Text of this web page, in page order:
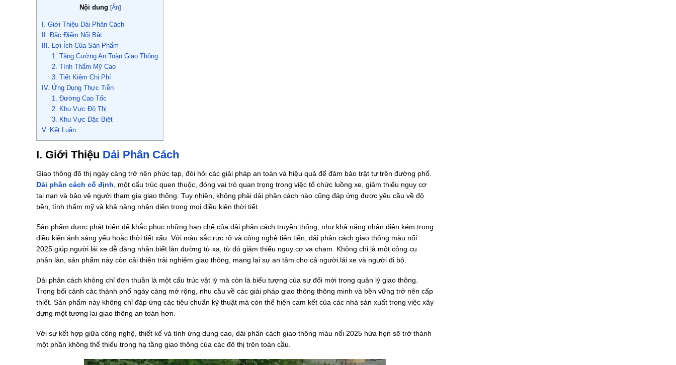
Nội dung [Ẩn]
I. Giới Thiệu Dải Phân Cách
II. Đặc Điểm Nổi Bật
III. Lợi Ích Của Sản Phẩm
1. Tăng Cường An Toàn Giao Thông
2. Tính Thẩm Mỹ Cao
3. Tiết Kiệm Chi Phí
IV. Ứng Dụng Thực Tiễn
1. Đường Cao Tốc
2. Khu Vực Đô Thị
3. Khu Vực Đặc Biệt
V. Kết Luận
I. Giới Thiệu Dải Phân Cách
Giao thông đô thị ngày càng trở nên phức tạp, đòi hỏi các giải pháp an toàn và hiệu quả để đảm bảo trật tự trên đường phố.
Dải phân cách cố định , một cấu trúc quen thuộc, đóng vai trò quan trọng trong việc tổ chức luồng xe, giảm thiểu nguy cơ
tai nạn và bảo vệ người tham gia giao thông. Tuy nhiên, không phải dải phân cách nào cũng đáp ứng được yêu cầu về độ
bền, tính thẩm mỹ và khả năng nhận diện trong mọi điều kiện thời tiết.
Sản phẩm được phát triển để khắc phục những hạn chế của dải phân cách truyền thống, như khả năng nhận diện kém trong
điều kiện ánh sáng yếu hoặc thời tiết xấu. Với màu sắc rực rỡ và công nghệ tiên tiến, dải phân cách giao thông màu nổi
2025 giúp người lái xe dễ dàng nhận biết làn đường từ xa, từ đó giảm thiểu nguy cơ va chạm. Không chỉ là một công cụ
phân làn, sản phẩm này còn cải thiện trải nghiệm giao thông, mang lại sự an tâm cho cả người lái xe và người đi bộ.
Dải phân cách không chỉ đơn thuần là một cấu trúc vật lý mà còn là biểu tượng của sự đổi mới trong quản lý giao thông.
Trong bối cảnh các thành phố ngày càng mở rộng, nhu cầu về các giải pháp giao thông thông minh và bền vững trở nên cấp
thiết. Sản phẩm này không chỉ đáp ứng các tiêu chuẩn kỹ thuật mà còn thể hiện cam kết của các nhà sản xuất trong việc xây
dựng một tương lai giao thông an toàn hơn.
Với sự kết hợp giữa công nghệ, thiết kế và tính ứng dụng cao, dải phân cách giao thông màu nổi 2025 hứa hẹn sẽ trở thành
một phần không thể thiếu trong hạ tầng giao thông của các đô thị trên toàn cầu.